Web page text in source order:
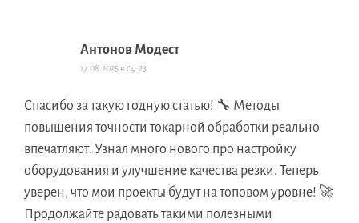
Антонов Модест
17.08.2025 в 09:23
Спасибо за такую годную статью! 🔧 Методы
повышения точности токарной обработки реально
впечатляют. Узнал много нового про настройку
оборудования и улучшение качества резки. Теперь
уверен, что мои проекты будут на топовом уровне! 🚀
Продолжайте радовать такими полезными